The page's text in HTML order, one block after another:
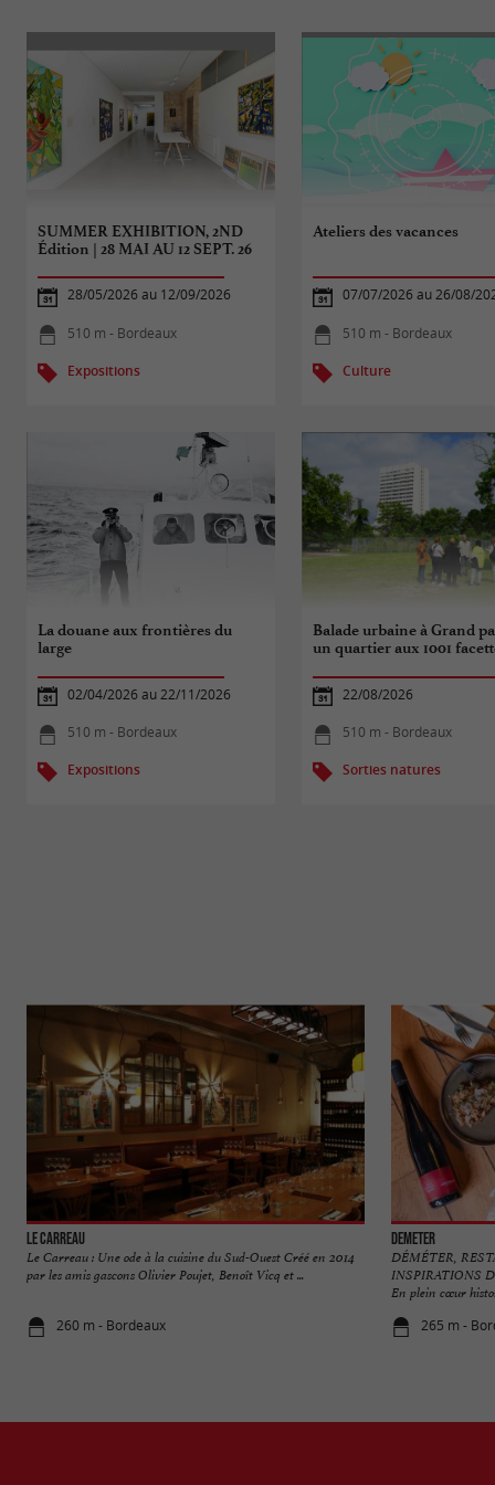
SUMMER EXHIBITION, 2ND
Édition | 28 MAI AU 12 SEPT. 26
28/05/2026 au 12/09/2026
510 m - Bordeaux
Expositions
Ateliers des vacances
07/07/2026 au 26/08/
510 m - Bordeaux
Culture
La douane aux frontières du
large
02/04/2026 au 22/11/2026
510 m - Bordeaux
Expositions
Balade urbaine à Grand
un quartier aux 1001
22/08/2026
510 m - Bordeaux
Sorties natures
Le Carreau
Le Carreau : Une ode à la cuisine du Sud-Ouest Créé en 2014
par les amis gascons Olivier Poujet, Benoît Vicq et ...
260 m - Bordeaux
Demeter
DÉMÉTER,
INSPIRATIONS
En plein cœur
265 m -